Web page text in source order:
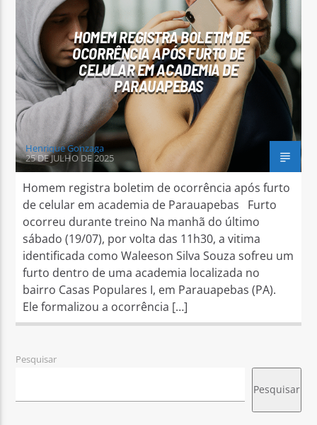
Arara Azul FM
HOMEM REGISTRA BOLETIM DE
OCORRÊNCIA APÓS FURTO DE
CELULAR EM ACADEMIA DE
PARAUAPEBAS
Henrique Gonzaga
25 DE JULHO DE 2025
Homem registra boletim de ocorrência após furto
de celular em academia de Parauapebas Furto
ocorreu durante treino Na manhã do último
sábado (19/07), por volta das 11h30, a vitima
identificada como Waleeson Silva Souza sofreu um
furto dentro de uma academia localizada no
bairro Casas Populares I, em Parauapebas (PA).
Ele formalizou a ocorrência […]
Pesquisar
Pesquisar